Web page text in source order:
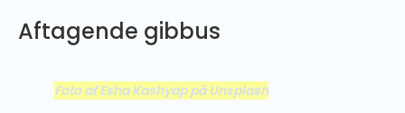
Aftagende gibbus
Foto af Esha Kashyap på Unsplash